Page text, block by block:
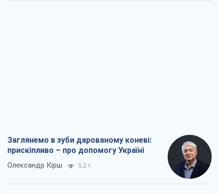
Заглянемо в зуби дарованому коневі:
прискіпливо – про допомогу Україні
Олександр Кірш 5,2 т.